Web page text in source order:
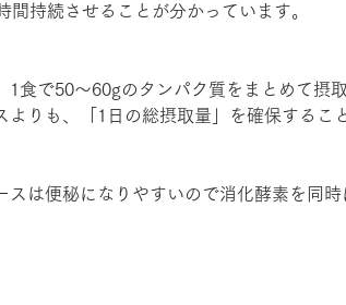
持続させることが分かっています。
食で50〜60gのタンパク質をまとめて摂
よりも、「1日の総摂取量」を確保するこ
は便秘になりやすいので消化酵素を同